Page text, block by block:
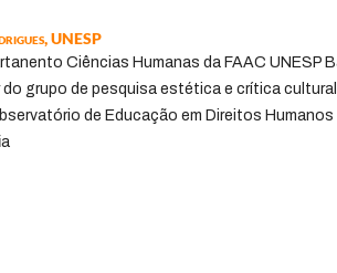
UNESP
Ciências Humanas da FAAC UNESP
grupo de pesquisa estética e crítica cultural
de Educação em Direitos Humanos